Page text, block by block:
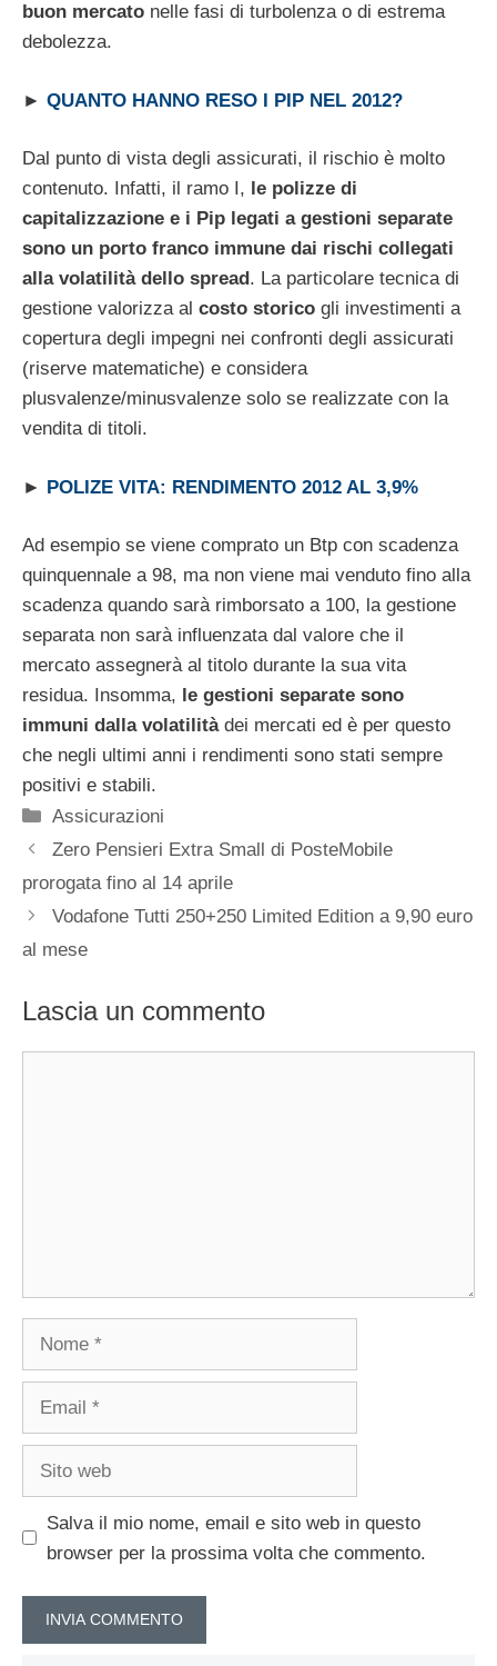
buon mercato nelle fasi di turbolenza o di estrema
debolezza.
► QUANTO HANNO RESO I PIP NEL 2012?
Dal punto di vista degli assicurati, il rischio è molto
contenuto. Infatti, il ramo I, le polizze di
capitalizzazione e i Pip legati a gestioni separate
sono un porto franco immune dai rischi collegati
alla volatilità dello spread. La particolare tecnica di
gestione valorizza al costo storico gli investimenti a
copertura degli impegni nei confronti degli assicurati
(riserve matematiche) e considera
plusvalenze/minusvalenze solo se realizzate con la
vendita di titoli.
► POLIZE VITA: RENDIMENTO 2012 AL 3,9%
Ad esempio se viene comprato un Btp con scadenza
quinquennale a 98, ma non viene mai venduto fino alla
scadenza quando sarà rimborsato a 100, la gestione
separata non sarà influenzata dal valore che il
mercato assegnerà al titolo durante la sua vita
residua. Insomma, le gestioni separate sono
immuni dalla volatilità dei mercati ed è per questo
che negli ultimi anni i rendimenti sono stati sempre
positivi e stabili.
Categorie
Assicurazioni
Zero Pensieri Extra Small di PosteMobile
prorogata fino al 14 aprile
Vodafone Tutti 250+250 Limited Edition a 9,90 euro
al mese
Lascia un commento
Salva il mio nome, email e sito web in questo
browser per la prossima volta che commento.